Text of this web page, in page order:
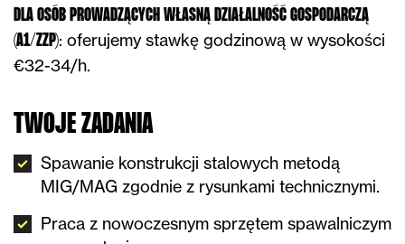
DLA OSÓB PROWADZĄCYCH WŁASNĄ DZIAŁALNOŚĆ GOSPODARCZĄ
(A1/ZZP): oferujemy stawkę godzinową w wysokości
€32-34/h.
TWOJE ZADANIA
Spawanie konstrukcji stalowych metodą
MIG/MAG zgodnie z rysunkami technicznymi.
Praca z nowoczesnym sprzętem spawalniczym